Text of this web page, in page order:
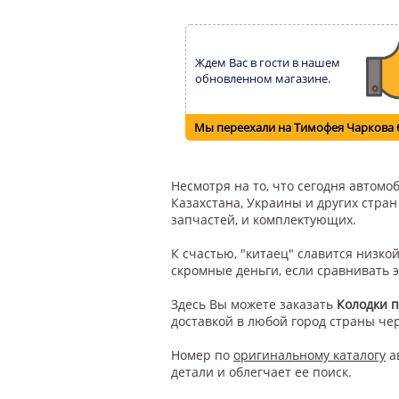
Ждем Вас в гости в нашем
обновленном магазине.
Мы переехали на Тимофея Чаркова
Несмотря на то, что сегодня
Казахстана, Украины и других
запчастей, и комплектующих.
К счастью, "китаец" славится
скромные деньги, если
Здесь Вы можете заказать Колодки
доставкой в любой город страны
Номер по оригинальному каталогу
детали и облегчает ее поиск.